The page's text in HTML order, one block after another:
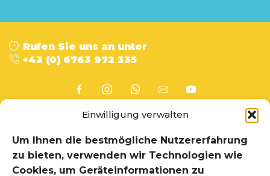
Einwilligung verwalten
Um Ihnen die bestmögliche Nutzererfahrung
zu bieten, verwenden wir Technologien wie
Cookies, um Geräteinformationen zu
Rufen Sie uns an unter
+43 (0) 6763 972 335
Home
Über uns
Information
Shop